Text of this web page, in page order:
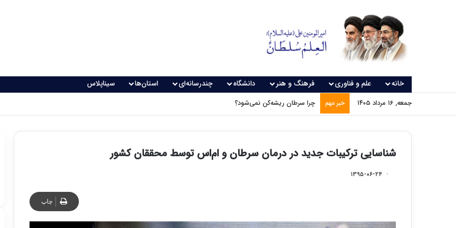
خانه علم و فناوری فرهنگ و هنر دانشگاه چندرسانه‌ای استان‌ها سیناپلاس
جمعه, ۱۶ مرداد ۱۴۰۵ خبر مهم چرا سرطان ریشه‌کن نمی‌شود؟
شناسایی ترکیبات جدید در درمان سرطان و ام‌اس توسط محققان کشور
۱۳۹۵-۰۶-۲۴
چاپ